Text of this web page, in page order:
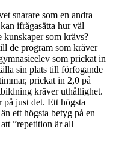
snarare som en andra
ifrågasätta hur väl
som krävs?
de program som kräver
som prickat in
sin plats till förfogande
prickat in 2,0 på
kräver uthållighet.
just det. Ett högsta
ett högsta betyg på en
”repetition är all